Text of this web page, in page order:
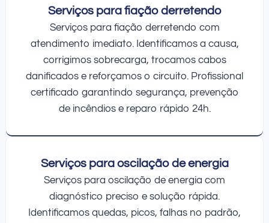
Serviços para fiação derretendo
Serviços para fiação derretendo com
atendimento imediato. Identificamos a causa,
corrigimos sobrecarga, trocamos cabos
danificados e reforçamos o circuito. Profissional
certificado garantindo segurança, prevenção
de incêndios e reparo rápido 24h.
Serviços para oscilação de energia
Serviços para oscilação de energia com
diagnóstico preciso e solução rápida.
Identificamos quedas, picos, falhas no padrão,